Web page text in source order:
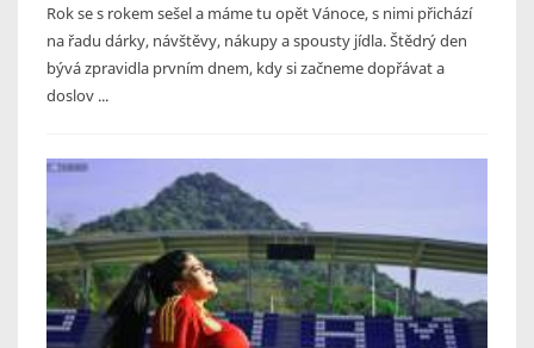
Rok se s rokem sešel a máme tu opět Vánoce, s nimi přichází
na řadu dárky, návštěvy, nákupy a spousty jídla. Štědrý den
bývá zpravidla prvním dnem, kdy si začneme dopřávat a
doslov ...